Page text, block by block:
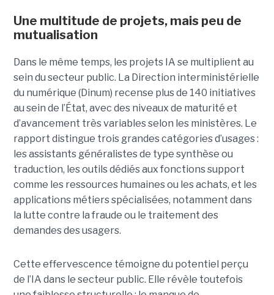
Une multitude de projets, mais peu de
mutualisation
Dans le même temps, les projets IA se multiplient au
sein du secteur public. La Direction interministérielle
du numérique (Dinum) recense plus de 140 initiatives
au sein de l’État, avec des niveaux de maturité et
d’avancement très variables selon les ministères. Le
rapport distingue trois grandes catégories d’usages :
les assistants généralistes de type synthèse ou
traduction, les outils dédiés aux fonctions support
comme les ressources humaines ou les achats, et les
applications métiers spécialisées, notamment dans
la lutte contre la fraude ou le traitement des
demandes des usagers.
Cette effervescence témoigne du potentiel perçu
de l’IA dans le secteur public. Elle révèle toutefois